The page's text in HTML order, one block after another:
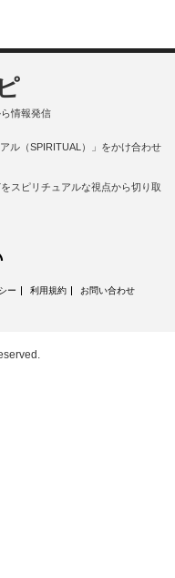
情報発信
ル（SPIRITUAL）」をかけ合わせ
スピリチュアルな視点から切り取
ー 利用規約 お問い合わせ